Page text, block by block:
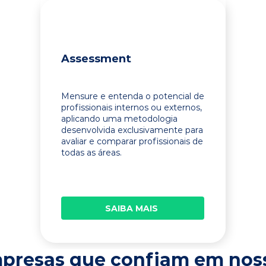
Assessment
Mensure e entenda o potencial de
profissionais internos ou externos,
aplicando uma metodologia
desenvolvida exclusivamente para
avaliar e comparar profissionais de
todas as áreas.
SAIBA MAIS
que confiam em